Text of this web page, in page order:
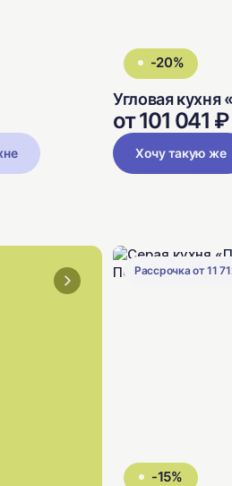
-20%
Угловая кухня
от 101 041 ₽
Хочу такую же
Рассрочка от 11
-15%